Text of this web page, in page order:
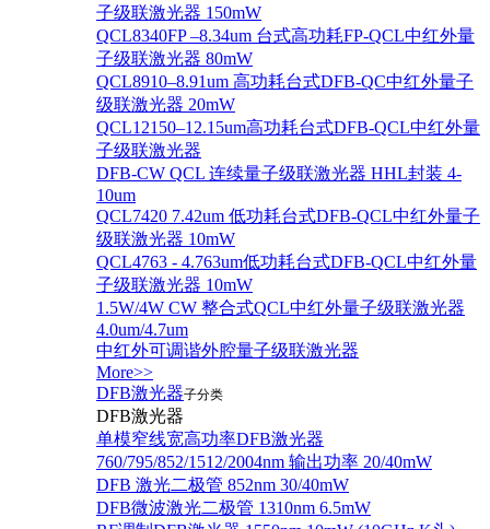
子级联激光器 150mW
QCL8340FP –8.34um 台式高功耗FP-QCL中红外量
子级联激光器 80mW
QCL8910–8.91um 高功耗台式DFB-QC中红外量子
级联激光器 20mW
QCL12150–12.15um高功耗台式DFB-QCL中红外量
子级联激光器
DFB-CW QCL 连续量子级联激光器 HHL封装 4-
10um
QCL7420 7.42um 低功耗台式DFB-QCL中红外量子
级联激光器 10mW
QCL4763 - 4.763um低功耗台式DFB-QCL中红外量
子级联激光器 10mW
1.5W/4W CW 整合式QCL中红外量子级联激光器
4.0um/4.7um
中红外可调谐外腔量子级联激光器
More>>
DFB激光器子分类
DFB激光器
单模窄线宽高功率DFB激光器
760/795/852/1512/2004nm 输出功率 20/40mW
DFB 激光二极管 852nm 30/40mW
DFB微波激光二极管 1310nm 6.5mW